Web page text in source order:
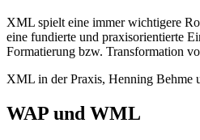
XML spielt eine immer wichtigere
eine fundierte und praxisorientierte
Formatierung bzw. Transformation
XML in der Praxis, Henning Behme
WAP und WML